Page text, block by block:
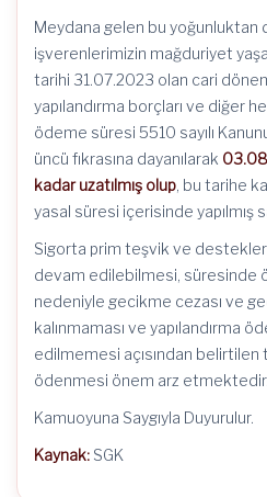
Meydana gelen bu yoğunluktan
işverenlerimizin mağduriyet
tarihi 31.07.2023 olan cari
yapılandırma borçları ve diğer
ödeme süresi 5510 sayılı
üncü fıkrasına dayanılarak
kadar uzatılmış olup, bu tarihe
yasal süresi içerisinde yapılmış
Sigorta prim teşvik ve
devam edilebilmesi, süresinde
nedeniyle gecikme cezası ve
kalınmaması ve yapılandırma
edilmemesi açısından belirtilen
ödenmesi önem arz etmektedir.
Kamuoyuna Saygıyla Duyurulur.
Kaynak: SGK